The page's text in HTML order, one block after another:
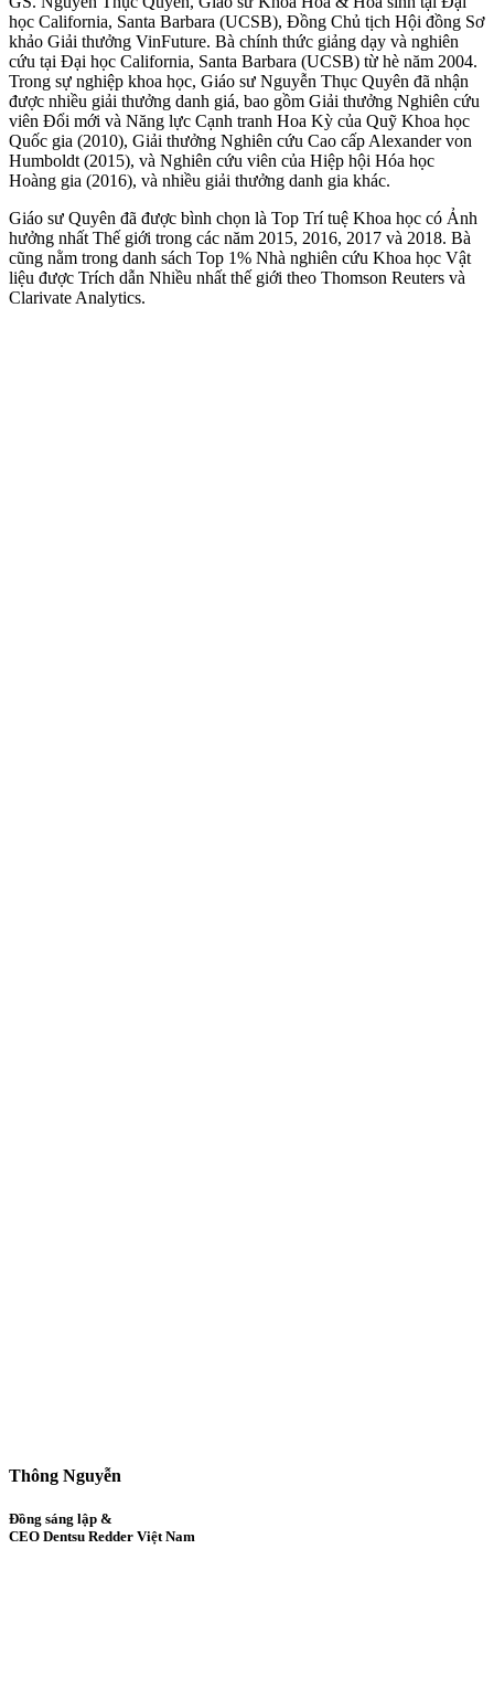
học California, Santa Barbara (UCSB), Đồng Chủ tịch Hội đồng Sơ
khảo Giải thưởng VinFuture. Bà chính thức giảng dạy và nghiên
cứu tại Đại học California, Santa Barbara (UCSB) từ hè năm 2004.
Trong sự nghiệp khoa học, Giáo sư Nguyễn Thục Quyên đã nhận
được nhiều giải thưởng danh giá, bao gồm Giải thưởng Nghiên cứu
viên Đổi mới và Năng lực Cạnh tranh Hoa Kỳ của Quỹ Khoa học
Quốc gia (2010), Giải thưởng Nghiên cứu Cao cấp Alexander von
Humboldt (2015), và Nghiên cứu viên của Hiệp hội Hóa học
Hoàng gia (2016), và nhiều giải thưởng danh gia khác.
Giáo sư Quyên đã được bình chọn là Top Trí tuệ Khoa học có Ảnh
hưởng nhất Thế giới trong các năm 2015, 2016, 2017 và 2018. Bà
cũng nằm trong danh sách Top 1% Nhà nghiên cứu Khoa học Vật
liệu được Trích dẫn Nhiều nhất thế giới theo Thomson Reuters và
Clarivate Analytics.
Thông Nguyễn
Đồng sáng lập &
CEO Dentsu Redder Việt Nam